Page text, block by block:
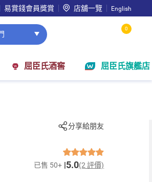
易賞錢會員獎賞 店舖一覽 English
0
屈臣氏酒窖 屈臣氏旗艦店
分享給朋友
已售 50+ 5.0(2 評價)